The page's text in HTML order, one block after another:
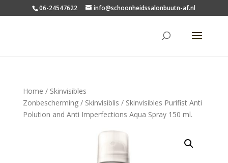
06-24547622 info@schoonheidssalonbuutn-af.nl
Home / Skinvisibles
Zonbescherming/ Skinvisiblis / Skinvisibles Purifist Anti
Polution and Anti Imperfections Aqua Spray 150 ml.